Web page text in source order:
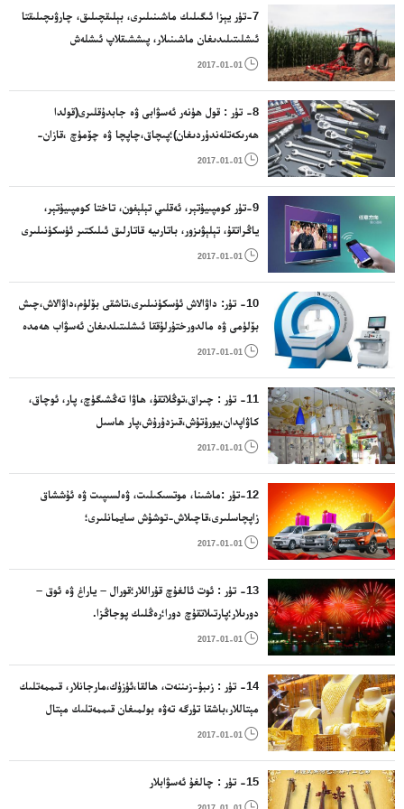
سايمانلىرى؛ ئۇششاق مېتال بويۇملىرى؛مېتال تۇ
7-تۈر يېزا ئىگىلىك ماشىنىلىرى، بېلىقچىلىق، چارۋىچىلىقتا
ئىشلىتىلىدىغان ماشىنىلار، پىششىقلاپ ئىشلەش
ئۈسكۈنىلىرى، زاۋۇت ئۈسكۈنىلىرى، كىرئالغۇ،ھەرخىل

2017-01-01
8- تۈر : قول ھۈنەر ئەسۋابى ۋە جابدۇقلىرى(قولدا
ھەرىكەتلەندۈردىغان)؛پىچاق،چاپچا ۋە چۆمۈچ ،قازان-
قۇمۇچ،قاچا-قۇچىلار؛يان قورال؛سەتراچلىقتا ئىشلىتىلىدىغان

2017-01-01
9-تۈر كومپىيۇتېر، ئەقلىي تېلېفون، تاختا كومپىيۇتېر،
ياڭراتقۇ، تېلېۋىزور، باتارىيە قاتارلىق ئىلىكتىر ئۈسكۈنىلىرى

2017-01-01
10- تۈر: داۋالاش ئۈسكۈنىلىرى،تاشقى بۆلۈم،داۋالاش،چىش
بۆلۈمى ۋە مالدورختۇرلۇققا ئىشلىتىلدىغان ئەسۋاب ھەمدە
ماشىنا،يالغان پۇت – قول ۋە يالغان چىش؛شەكىل تۈزەش

2017-01-01
11- تۈر : چىراق،توڭلاتقۇ، ھاۋا تەڭشىگۈچ، پار، ئوچاق،
كاۋاپدان،يورۇتۇش،قىزدۇرۇش،پار ھاسىل
قىلىش،ئاشپەزلىك،سوغۇق ساقلاش، قورۇتۇش ، ھاۋا

2017-01-01
12-تۈر :ماشىنا، موتسىكىلىت، ۋەلسىپىت ۋە ئۇششاق
زاپچاسلىرى،قاچىلاش-توشۇش سايمانلىرى؛
قۇرۇقلۇق،ھاۋا،دېڭىزدا ئىشلىتلىدىغان قاچىلاش - توشۇش

2017-01-01
13- تۈر : ئوت ئالغۇچ قۇراللار؛قورال – ياراغ ۋە ئوق –
دورىلار؛پارتىلاتقۇچ دورا؛رەڭلىك پوجاڭزا.

2017-01-01
14- تۈر : زىبۇ-زىننەت، ھالقا،ئۈزۈك،مارجانلار، قىممەتلىك
مېتاللار،باشقا تۈرگە تەۋە بولمىغان قىممەتلىك مېتال
بويۇملار ياكى ھەل بىرىلگەن قىممەتلىك مېتاللار بويۇملىرى؛
ھېسابلاش ئەسۋابى

2017-01-01
15- تۈر : چالغۇ ئەسۋابلار